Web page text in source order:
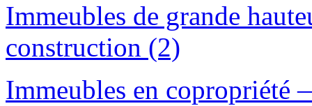
Immeubles de grande
construction (2)
Immeubles en